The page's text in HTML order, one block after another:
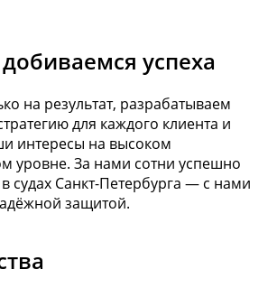
успеха
на результат, разрабатываем
для каждого клиента и
интересы на высоком
уровне. За нами сотни успешно
судах Санкт-Петербурга — с нами
защитой.